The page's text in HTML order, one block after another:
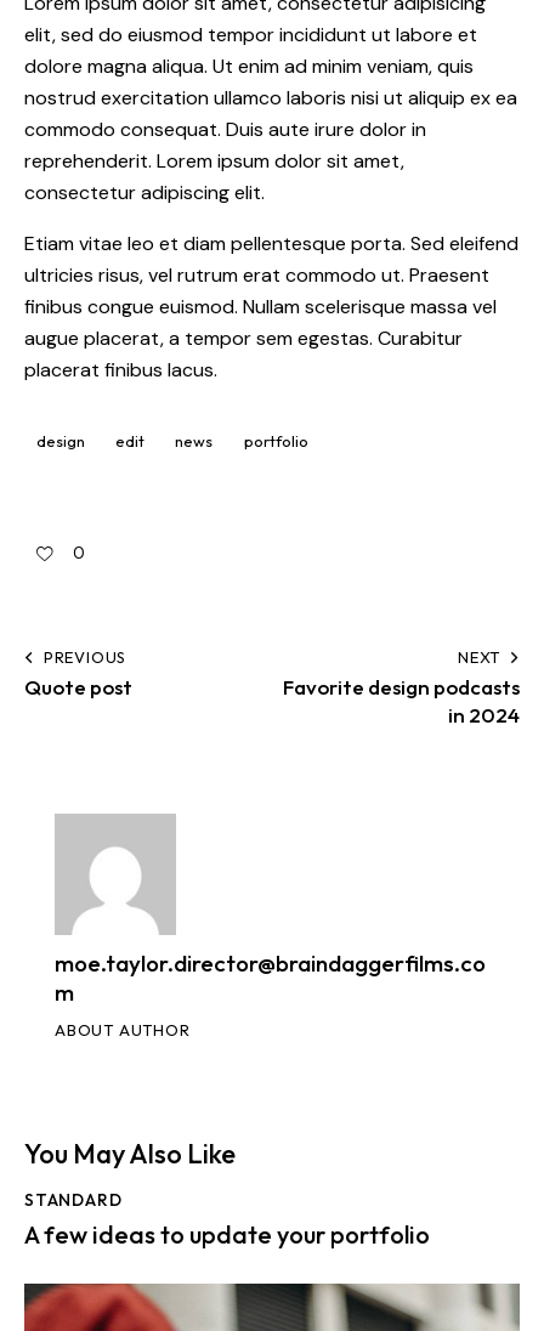
elit, sed do eiusmod tempor incididunt ut labore et
dolore magna aliqua. Ut enim ad minim veniam, quis
nostrud exercitation ullamco laboris nisi ut aliquip ex ea
commodo consequat. Duis aute irure dolor in
reprehenderit. Lorem ipsum dolor sit amet,
consectetur adipiscing elit.
Etiam vitae leo et diam pellentesque porta. Sed eleifend
ultricies risus, vel rutrum erat commodo ut. Praesent
finibus congue euismod. Nullam scelerisque massa vel
augue placerat, a tempor sem egestas. Curabitur
placerat finibus lacus.
design edit news portfolio
0
PREVIOUS
Quote post
NEXT
Favorite design podcasts
in 2024
moe.taylor.director@braindaggerfilms.co
m
ABOUT AUTHOR
You May Also Like
STANDARD
A few ideas to update your portfolio